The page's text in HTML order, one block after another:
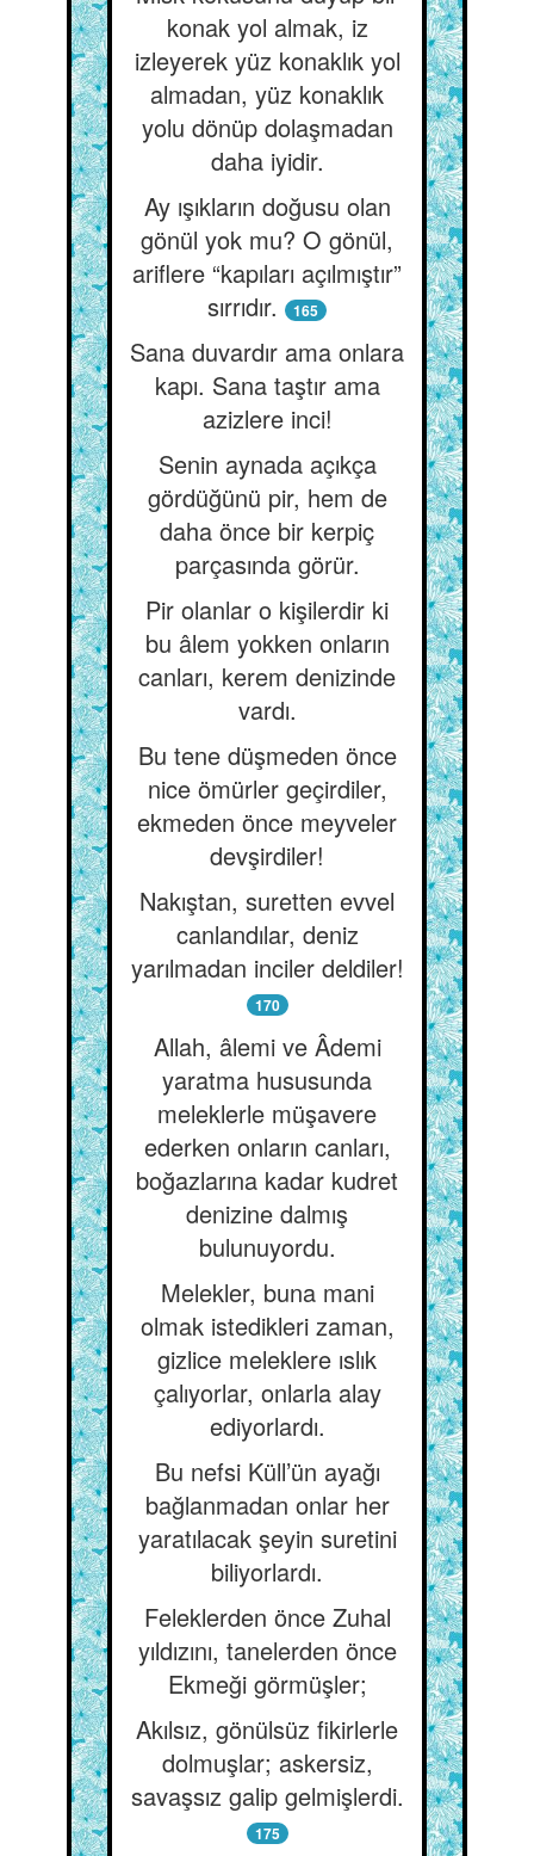
konak yol almak, iz
izleyerek yüz konaklık yol
almadan, yüz konaklık
yolu dönüp dolaşmadan
daha iyidir.
Ay ışıkların doğusu olan
gönül yok mu? O gönül,
ariflere “kapıları açılmıştır”
sırrıdır.
165
Sana duvardır ama onlara
kapı. Sana taştır ama
azizlere inci!
Senin aynada açıkça
gördüğünü pir, hem de
daha önce bir kerpiç
parçasında görür.
Pir olanlar o kişilerdir ki
bu âlem yokken onların
canları, kerem denizinde
vardı.
Bu tene düşmeden önce
nice ömürler geçirdiler,
ekmeden önce meyveler
devşirdiler!
Nakıştan, suretten evvel
canlandılar, deniz
yarılmadan inciler deldiler!
170
Allah, âlemi ve Âdemi
yaratma hususunda
meleklerle müşavere
ederken onların canları,
boğazlarına kadar kudret
denizine dalmış
bulunuyordu.
Melekler, buna mani
olmak istedikleri zaman,
gizlice meleklere ıslık
çalıyorlar, onlarla alay
ediyorlardı.
Bu nefsi Küll’ün ayağı
bağlanmadan onlar her
yaratılacak şeyin suretini
biliyorlardı.
Feleklerden önce Zuhal
yıldızını, tanelerden önce
Ekmeği görmüşler;
Akılsız, gönülsüz fikirlerle
dolmuşlar; askersiz,
savaşsız galip gelmişlerdi.
175